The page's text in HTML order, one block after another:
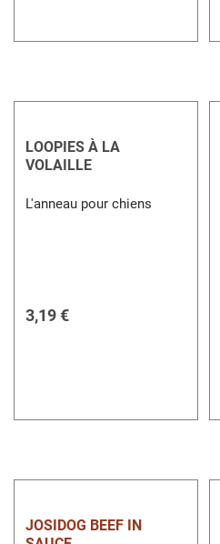
LOOPIES À LA
VOLAILLE
L'anneau pour chiens
3,19 €
JOSIDOG BEEF IN